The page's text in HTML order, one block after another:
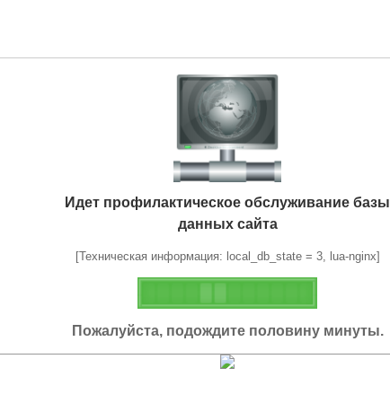
Идет профилактическое обслуживание базы
данных сайта
[Техническая информация: local_db_state = 3, lua-nginx]
Пожалуйста, подождите половину минуты.